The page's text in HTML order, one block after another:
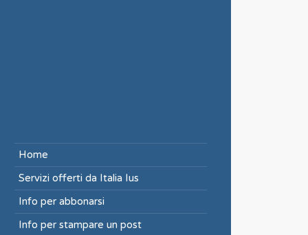
Home
Servizi offerti da Italia Ius
Info per abbonarsi
Info per stampare un post